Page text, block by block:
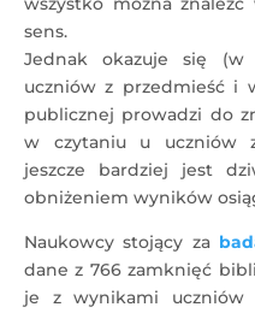
sens.
Jednak okazuje się (w
uczniów z przedmieść i
publicznej prowadzi do
w czytaniu u uczniów
jeszcze bardziej jest
obniżeniem wyników
Naukowcy stojący za
dane z 766 zamknięć
je z wynikami uczniów